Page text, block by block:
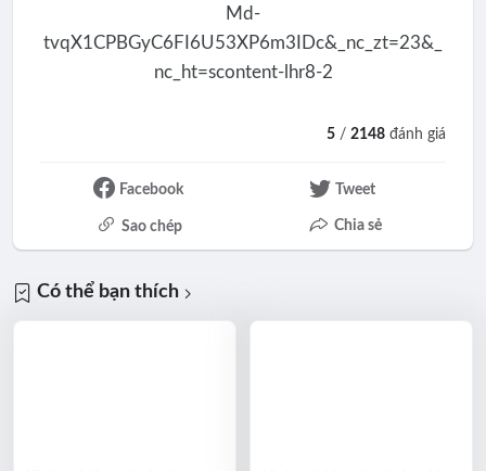
5 /2148 đánh giá
Facebook Tweet
Sao chép Chia sẻ
Có thể bạn thích